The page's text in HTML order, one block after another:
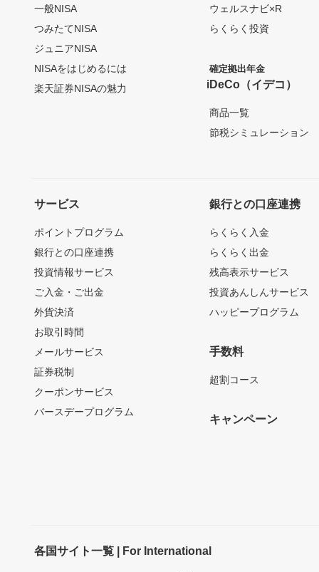
一般NISA
つみたてNISA
ジュニアNISA
NISAをはじめるには
楽天証券NISAの魅力
ウェルスナビ×R
らくらく投資
確定拠出年金
iDeCo（イデコ）
商品一覧
節税シミュレーション
サービス
ポイントプログラム
銀行との口座連携
投資情報サービス
ご入金・ご出金
外貨決済
お取引時間
メールサービス
証券税制
クーポンサービス
バースデープログラム
銀行との口座連携
らくらく入金
らくらく出金
残高表示サービス
投資あんしんサービス
ハッピープログラム
手数料
超割コース
キャンペーン
各国サイト一覧 | For International